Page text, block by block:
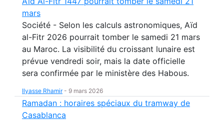
mars
Société - Selon les calculs astronomiques, Aïd
al-Fitr 2026 pourrait tomber le samedi 21 mars
au Maroc. La visibilité du croissant lunaire est
prévue vendredi soir, mais la date officielle
sera confirmée par le ministère des Habous.
Ilyasse Rhamir- 9 mars 2026
Ramadan : horaires spéciaux du tramway de
Casablanca